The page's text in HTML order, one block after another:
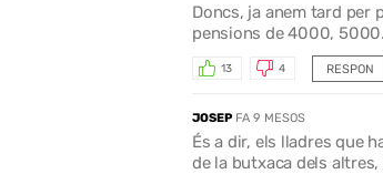
Doncs, ja anem tard per
pensions de 4000,
RESPON
13 4
JOSEP FA 9 MESOS
És a dir, els lladres que
de la butxaca dels